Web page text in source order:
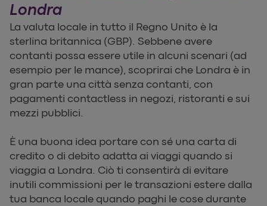
Londra
La valuta locale in tutto il Regno Unito è la
sterlina britannica (GBP). Sebbene avere
contanti possa essere utile in alcuni scenari (ad
esempio per le mance), scoprirai che Londra è in
gran parte una città senza contanti, con
pagamenti contactless in negozi, ristoranti e sui
mezzi pubblici.
È una buona idea portare con sé una carta di
credito o di debito adatta ai viaggi quando si
viaggia a Londra. Ciò ti consentirà di evitare
inutili commissioni per le transazioni estere dalla
tua banca locale quando paghi le cose durante